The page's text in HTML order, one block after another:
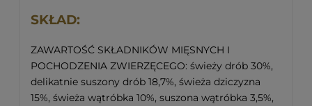
SKŁAD:
ZAWARTOŚĆ SKŁADNIKÓW MIĘSNYCH I
POCHODZENIA ZWIERZĘCEGO: świeży drób 30%,
delikatnie suszony drób 18,7%, świeża dziczyzna
15%, świeża wątróbka 10%, suszona wątróbka 3,5%,